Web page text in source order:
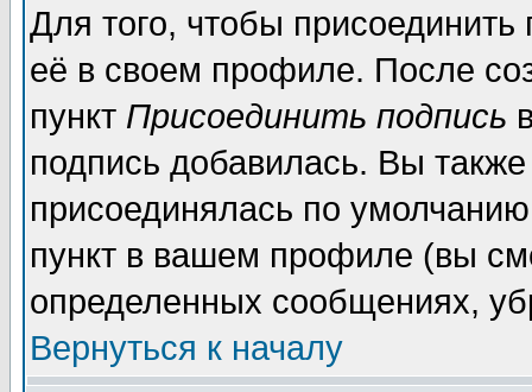
Для того, чтобы
её в своем профиле. После
пункт Присоединить подпись
подпись добавилась. Вы
присоединялась по
пункт в вашем профиле (вы
определенных сообщениях,
Вернуться к началу